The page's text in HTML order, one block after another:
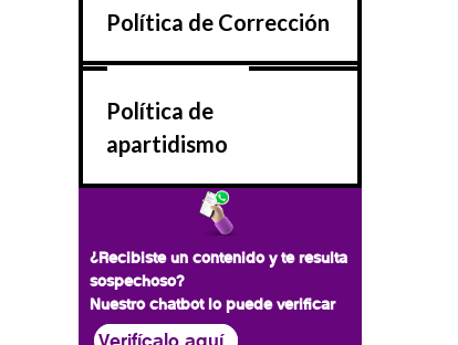
Política de Corrección
Política de
apartidismo
¿Recibiste un contenido y te resulta
sospechoso?
Nuestro chatbot lo puede verificar
Verifícalo aquí